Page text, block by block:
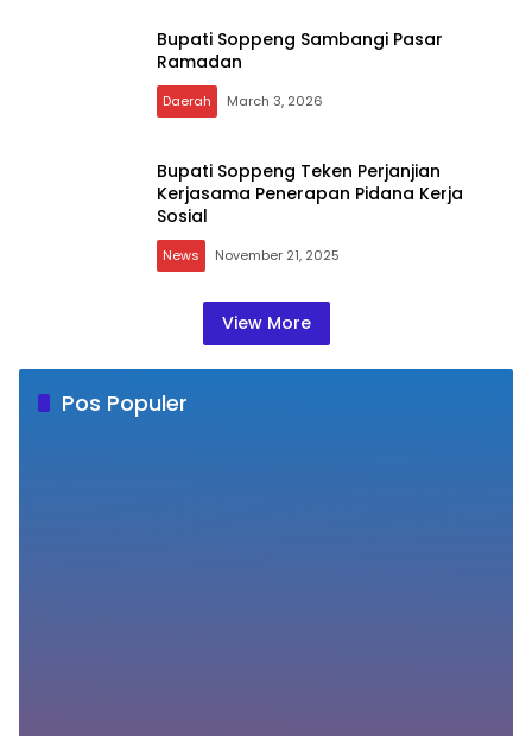
Bupati Soppeng Sambangi Pasar
Ramadan
Daerah March 3, 2026
Bupati Soppeng Teken Perjanjian
Kerjasama Penerapan Pidana Kerja
Sosial
News November 21, 2025
View More
Pos Populer